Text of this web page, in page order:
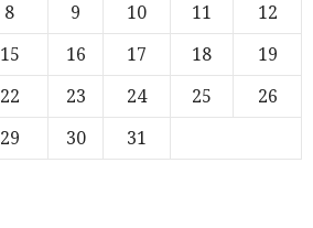
8 9 10 11
12
15 16 17 18
19
22 23 24 25
26
29 30
31